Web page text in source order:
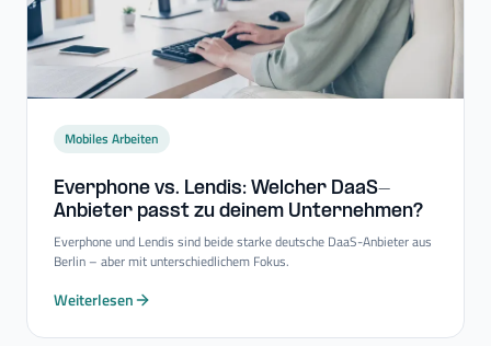
Mobiles Arbeiten
Everphone vs. Lendis: Welcher DaaS-​
Anbieter passt zu deinem Unternehmen?
Everphone und Lendis sind beide starke deutsche DaaS-Anbieter aus
Berlin – aber mit unterschiedlichem Fokus.
Weiterlesen